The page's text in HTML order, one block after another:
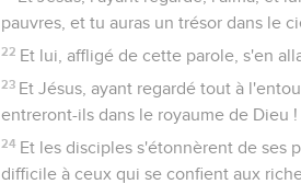
pauvres, et tu auras un trésor dans le
22 Et lui, affligé de cette parole, s'en
23 Et Jésus, ayant regardé tout à
entreront-ils dans le royaume de Dieu !
24 Et les disciples s'étonnèrent de ses
difficile à ceux qui se confient aux